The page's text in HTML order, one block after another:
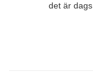
det är